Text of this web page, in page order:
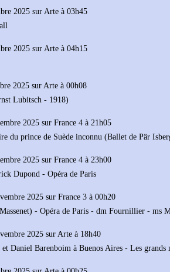
2025 sur Arte à 03h45
2025 sur Arte à 04h15
2025 sur Arte à 00h08
Lubitsch - 1918)
2025 sur France 4 à 21h05
du prince de Suède inconnu (Ballet de Pär
2025 sur France 4 à 23h00
Dupond - Opéra de Paris
2025 sur France 3 à 00h20
- Opéra de Paris - dm Fournillier - ms
2025 sur Arte à 18h40
Daniel Barenboim à Buenos Aires - Les grands